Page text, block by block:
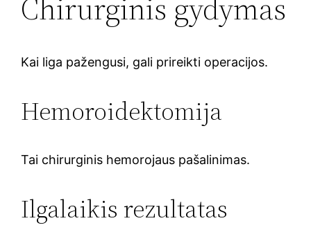
Chirurginis gydymas
Kai liga pažengusi, gali prireikti operacijos.
Hemoroidektomija
Tai chirurginis hemorojaus pašalinimas.
Ilgalaikis rezultatas